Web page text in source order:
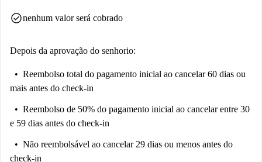
check_circlenenhum valor será cobrado
Depois da aprovação do senhorio:
Reembolso total do pagamento inicial ao cancelar 60 dias ou
mais antes do check-in
Reembolso de 50% do pagamento inicial ao cancelar entre 30
e 59 dias antes do check-in
Não reembolsável ao cancelar 29 dias ou menos antes do
check-in